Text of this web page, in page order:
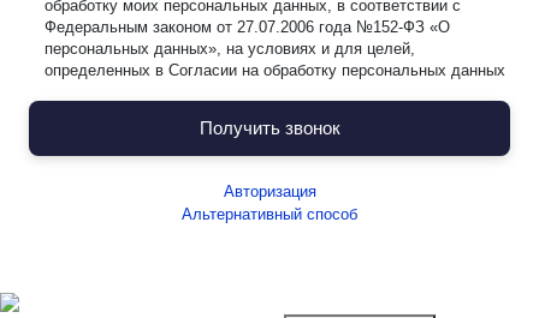
обработку моих персональных данных, в соответствии с
Федеральным законом от 27.07.2006 года №152-ФЗ «О
персональных данных», на условиях и для целей,
определенных в Согласии на обработку персональных данных
Получить звонок
Авторизация
Альтернативный способ